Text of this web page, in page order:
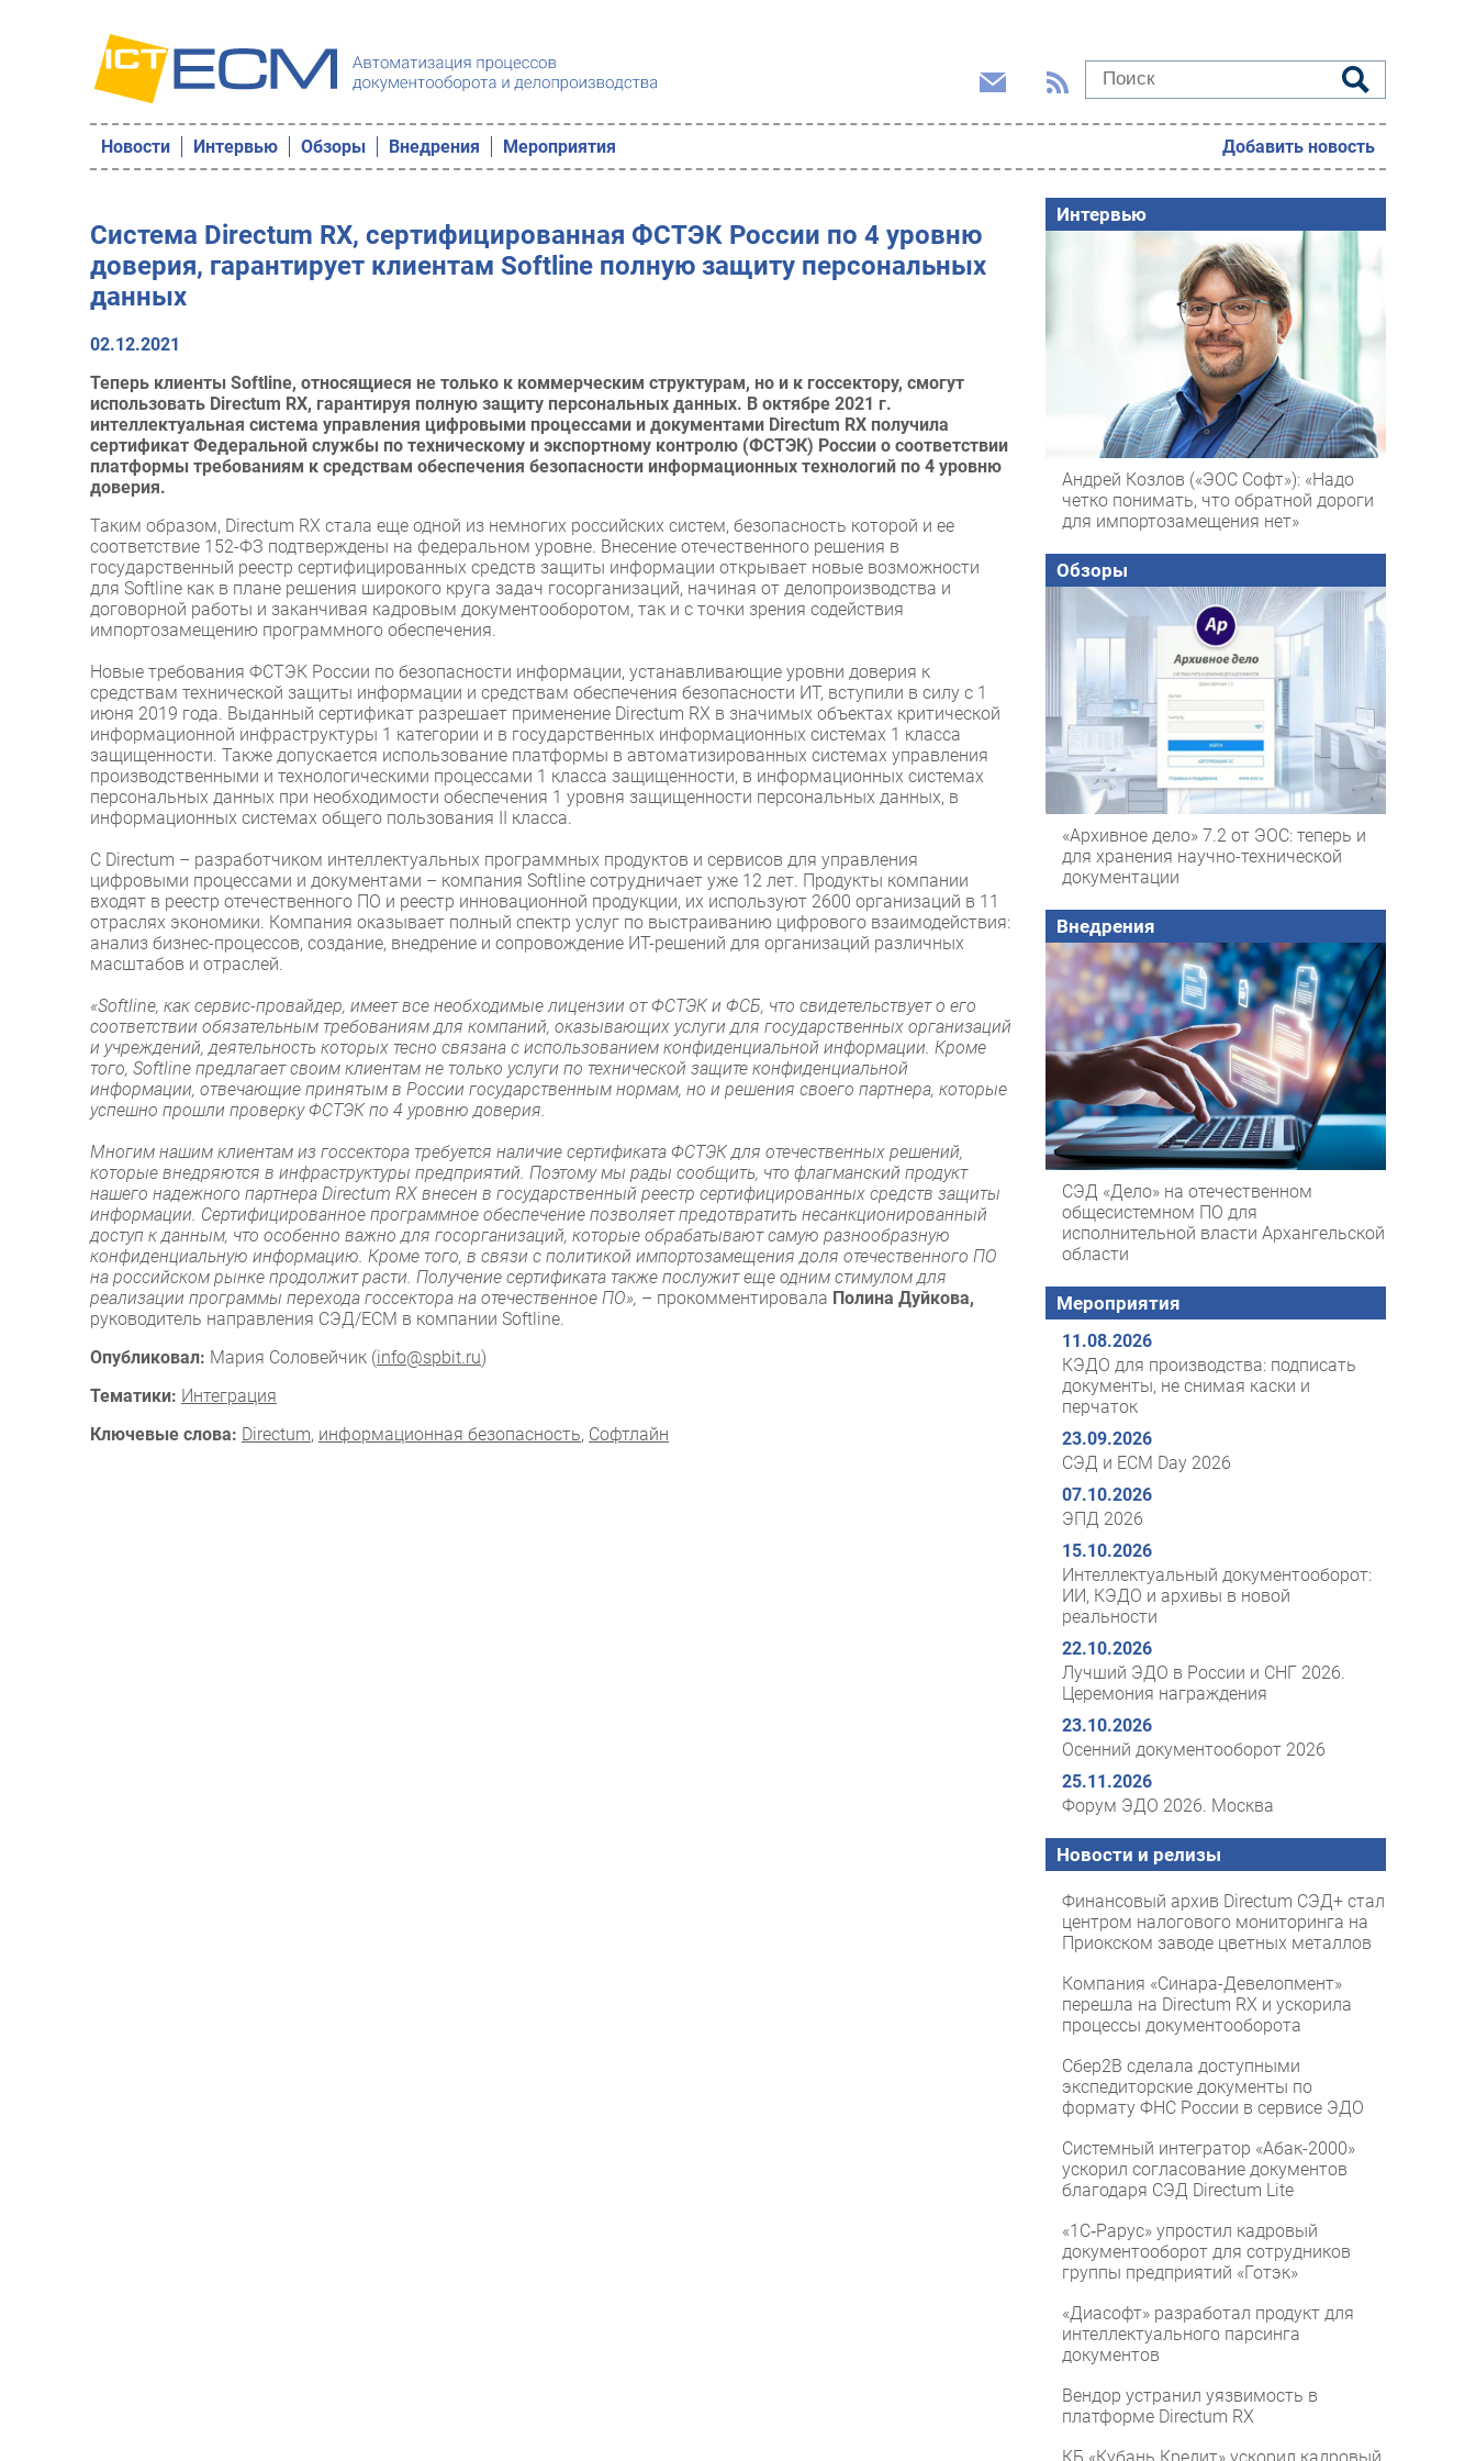
Новости Интервью Обзоры Внедрения Мероприятия Добавить новость
Система Directum RX, сертифицированная ФСТЭК России по 4 уровню
доверия, гарантирует клиентам Softline полную защиту персональных
данных
02.12.2021
Теперь клиенты Softline, относящиеся не только к коммерческим структурам, но и к госсектору, смогут
использовать Directum RX, гарантируя полную защиту персональных данных. В октябре 2021 г.
интеллектуальная система управления цифровыми процессами и документами Directum RX получила
сертификат Федеральной службы по техническому и экспортному контролю (ФСТЭК) России о соответствии
платформы требованиям к средствам обеспечения безопасности информационных технологий по 4 уровню
доверия.
Таким образом, Directum RX стала еще одной из немногих российских систем, безопасность которой и ее
соответствие 152-ФЗ подтверждены на федеральном уровне. Внесение отечественного решения в
государственный реестр сертифицированных средств защиты информации открывает новые возможности
для Softline как в плане решения широкого круга задач госорганизаций, начиная от делопроизводства и
договорной работы и заканчивая кадровым документооборотом, так и с точки зрения содействия
импортозамещению программного обеспечения.
Новые требования ФСТЭК России по безопасности информации, устанавливающие уровни доверия к
средствам технической защиты информации и средствам обеспечения безопасности ИТ, вступили в силу с 1
июня 2019 года. Выданный сертификат разрешает применение Directum RX в значимых объектах критической
информационной инфраструктуры 1 категории и в государственных информационных системах 1 класса
защищенности. Также допускается использование платформы в автоматизированных системах управления
производственными и технологическими процессами 1 класса защищенности, в информационных системах
персональных данных при необходимости обеспечения 1 уровня защищенности персональных данных, в
информационных системах общего пользования II класса.
С Directum – разработчиком интеллектуальных программных продуктов и сервисов для управления
цифровыми процессами и документами – компания Softline сотрудничает уже 12 лет. Продукты компании
входят в реестр отечественного ПО и реестр инновационной продукции, их используют 2600 организаций в 11
отраслях экономики. Компания оказывает полный спектр услуг по выстраиванию цифрового взаимодействия:
анализ бизнес-процессов, создание, внедрение и сопровождение ИТ-решений для организаций различных
масштабов и отраслей.
«Softline, как сервис-провайдер, имеет все необходимые лицензии от ФСТЭК и ФСБ, что свидетельствует о его
соответствии обязательным требованиям для компаний, оказывающих услуги для государственных организаций
и учреждений, деятельность которых тесно связана с использованием конфиденциальной информации. Кроме
того, Softline предлагает своим клиентам не только услуги по технической защите конфиденциальной
информации, отвечающие принятым в России государственным нормам, но и решения своего партнера, которые
успешно прошли проверку ФСТЭК по 4 уровню доверия.
Многим нашим клиентам из госсектора требуется наличие сертификата ФСТЭК для отечественных решений,
которые внедряются в инфраструктуры предприятий. Поэтому мы рады сообщить, что флагманский продукт
нашего надежного партнера Directum RX внесен в государственный реестр сертифицированных средств защиты
информации. Сертифицированное программное обеспечение позволяет предотвратить несанкционированный
доступ к данным, что особенно важно для госорганизаций, которые обрабатывают самую разнообразную
конфиденциальную информацию. Кроме того, в связи с политикой импортозамещения доля отечественного ПО
на российском рынке продолжит расти. Получение сертификата также послужит еще одним стимулом для
реализации программы перехода госсектора на отечественное ПО», – прокомментировала Полина Дуйкова,
руководитель направления СЭД/ECM в компании Softline.
Опубликовал: Мария Соловейчик (info@spbit.ru)
Тематики: Интеграция
Ключевые слова: Directum, информационная безопасность, Софтлайн
Интервью
Андрей Козлов («ЭОС Софт»): «Надо
четко понимать, что обратной дороги
для импортозамещения нет»
Обзоры
«Архивное дело» 7.2 от ЭОС: теперь и
для хранения научно-технической
документации
Внедрения
СЭД «Дело» на отечественном
общесистемном ПО для
исполнительной власти Архангельской
области
Мероприятия
11.08.2026
КЭДО для производства: подписать
документы, не снимая каски и
перчаток
23.09.2026
СЭД и ECM Day 2026
07.10.2026
ЭПД 2026
15.10.2026
Интеллектуальный документооборот:
ИИ, КЭДО и архивы в новой
реальности
22.10.2026
Лучший ЭДО в России и СНГ 2026.
Церемония награждения
23.10.2026
Осенний документооборот 2026
25.11.2026
Форум ЭДО 2026. Москва
Новости и релизы
Финансовый архив Directum СЭД+ стал
центром налогового мониторинга на
Приокском заводе цветных металлов
Компания «Синара-Девелопмент»
перешла на Directum RX и ускорила
процессы документооборота
Сбер2B сделала доступными
экспедиторские документы по
формату ФНС России в сервисе ЭДО
Системный интегратор «Абак-2000»
ускорил согласование документов
благодаря СЭД Directum Lite
«1С‑Рарус» упростил кадровый
документооборот для сотрудников
группы предприятий «Готэк»
«Диасофт» разработал продукт для
интеллектуального парсинга
документов
Вендор устранил уязвимость в
платформе Directum RX
КБ «Кубань Кредит» ускорил кадровый